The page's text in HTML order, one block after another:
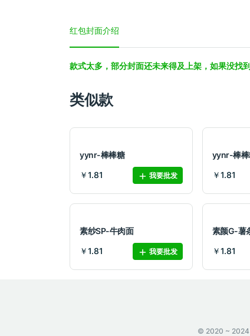
红包封面介绍
款式太多，部分封面还未来得及上架，如果没找
类似款
yynr-棒棒糖
￥1.81 我要批发
yynr-棒
￥1.81
素纱SP-牛肉面
￥1.81 我要批发
素颜G-薯
￥1.81
© 2020 ~ 2024